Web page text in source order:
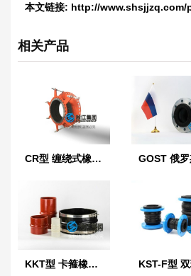
本文链接: http://www.shsjjzq.com/
相关产品
CR型 缠绕式橡胶膨胀节
KKT型 卡箍橡胶接头